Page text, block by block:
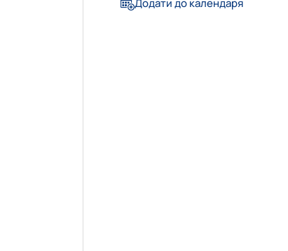
Додати до календаря